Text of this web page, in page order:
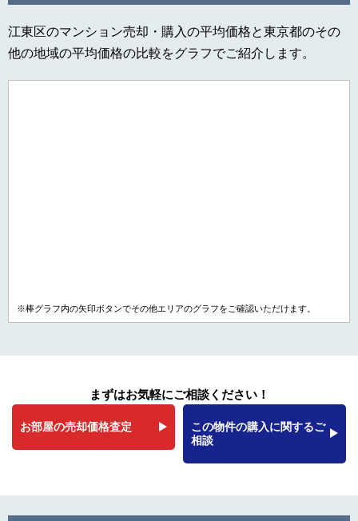
江東区のマンション売却・購入の平均価格と東京都のその
他の地域の平均価格の比較をグラフでご紹介します。
※棒グラフ内の矢印ボタンでその他エリアのグラフをご確認いただけます。
まずはお気軽にご相談ください！
お部屋の売却価格査定
この物件の購入に関するご
相談